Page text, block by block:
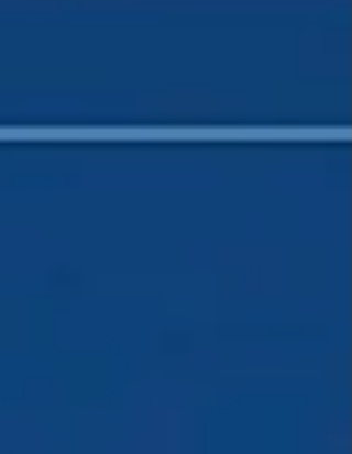
バス停前（西船橋駅より乗車）